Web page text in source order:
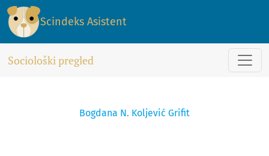
Filozofija kao emancipatorska politika: na tragu Marksa i
Scindeks Asistent
Sociološki pregled
Bogdana N. Koljević Grifit